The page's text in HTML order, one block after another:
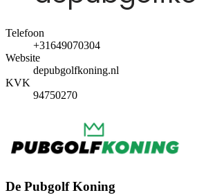
Telefoon
+31649070304
Website
depubgolfkoning.nl
KVK
94750270
De Pubgolf Koning